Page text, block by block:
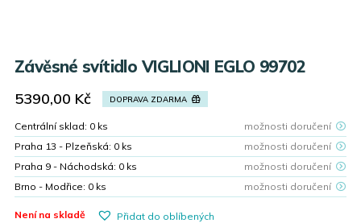
Závěsné svítidlo VIGLIONI EGLO 99702
5390,00 Kč DOPRAVA ZDARMA
Centrální sklad: 0 ks
možnosti doručení
Praha 13 - Plzeňská: 0 ks
možnosti doručení
Praha 9 - Náchodská: 0 ks
možnosti doručení
Brno - Modřice: 0 ks možnosti doručení
Není na skladě Přidat do oblíbených